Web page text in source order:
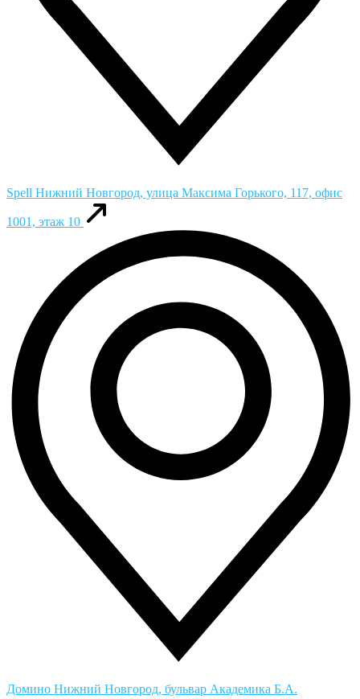
Spell Нижний Новгород, улица Максима Горького, 117, офис
1001, этаж 10
Домино Нижний Новгород, бульвар Академика Б.А.